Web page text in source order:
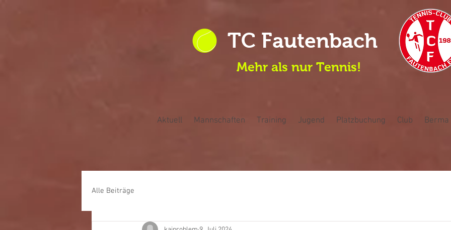
TC Fautenbach
Mehr als nur Tennis!
Aktuell Mannschaften Training Jugend Platzbuchung Club Berma
Alle Beiträge